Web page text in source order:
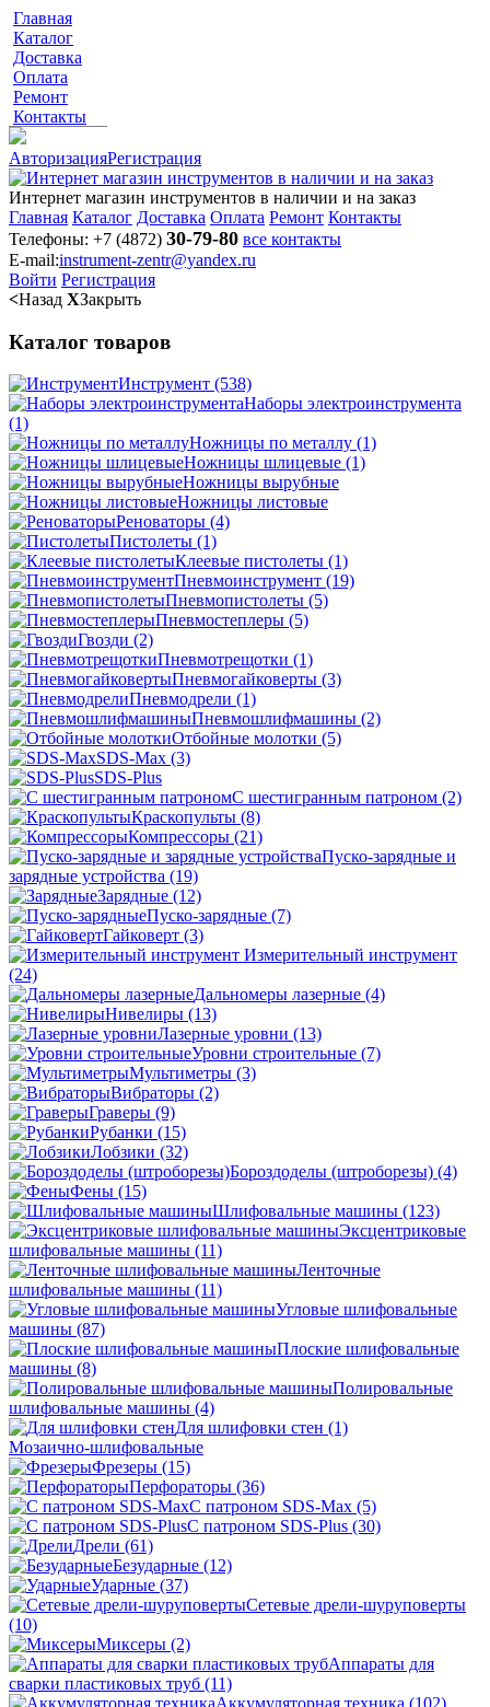
Главная
Каталог
Доставка
Оплата
Ремонт
Контакты
АвторизацияРегистрация
Интернет магазин инструментов в наличии и на заказ
Главная Каталог Доставка Оплата Ремонт Контакты
Телефоны: +7 (4872) 30-79-80 все контакты
E-mail:instrument-zentr@yandex.ru
Войти Регистрация
<Назад XЗакрыть
Каталог товаров
Инструмент (538)
Наборы электроинструмента
(1)
Ножницы по металлу (1)
Ножницы шлицевые (1)
Ножницы вырубные
Ножницы листовые
Реноваторы (4)
Пистолеты (1)
Клеевые пистолеты (1)
Пневмоинструмент (19)
Пневмопистолеты (5)
Пневмостеплеры (5)
Гвозди (2)
Пневмотрещотки (1)
Пневмогайковерты (3)
Пневмодрели (1)
Пневмошлифмашины (2)
Отбойные молотки (5)
SDS-Max (3)
SDS-Plus
C шестигранным патроном (2)
Краскопульты (8)
Компрессоры (21)
Пуско-зарядные и
зарядные устройства (19)
Зарядные (12)
Пуско-зарядные (7)
Гайковерт (3)
Измерительный инструмент
(24)
Дальномеры лазерные (4)
Нивелиры (13)
Лазерные уровни (13)
Уровни строительные (7)
Мультиметры (3)
Вибраторы (2)
Граверы (9)
Рубанки (15)
Лобзики (32)
Бороздоделы (штроборезы) (4)
Фены (15)
Шлифовальные машины (123)
Эксцентриковые
шлифовальные машины (11)
Ленточные
шлифовальные машины (11)
Угловые шлифовальные
машины (87)
Плоские шлифовальные
машины (8)
Полировальные
шлифовальные машины (4)
Для шлифовки стен (1)
Мозаично-шлифовальные
Фрезеры (15)
Перфораторы (36)
С патроном SDS-Max (5)
С патроном SDS-Plus (30)
Дрели (61)
Безударные (12)
Ударные (37)
Сетевые дрели-шуруповерты
(10)
Миксеры (2)
Аппараты для
сварки пластиковых труб (11)